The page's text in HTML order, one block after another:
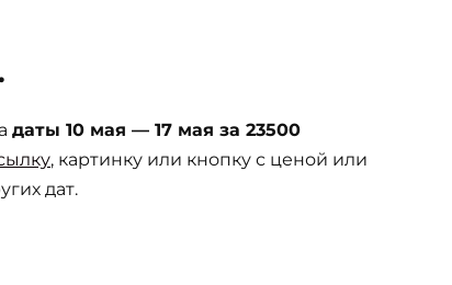
даты 10 мая — 17 мая за 23500
, картинку или кнопку с ценой или
дат.